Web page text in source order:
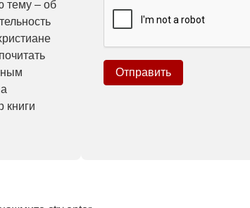
тему – об
книги